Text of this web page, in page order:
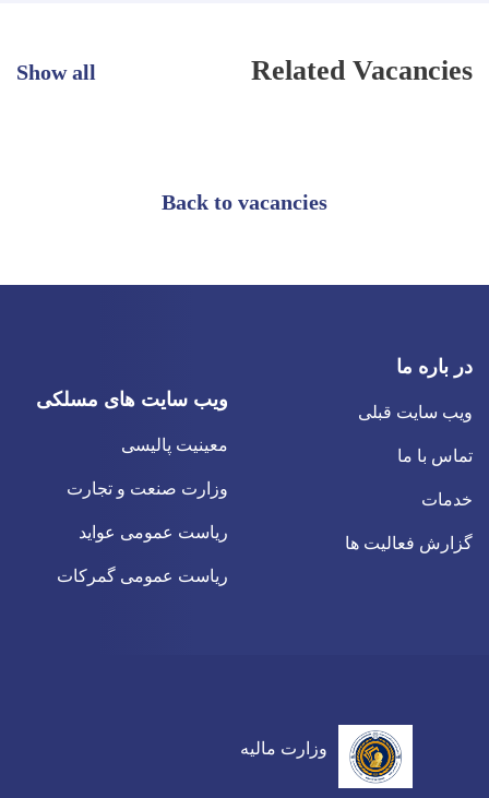
Related Vacancies
Show all
Back to vacancies
در باره ما
ویب سایت قبلی
تماس با ما
خدمات
گزارش فعالیت ها
ویب سایت های مسلکی
معینیت پالیسی
وزارت صنعت و تجارت
ریاست عمومی عواید
ریاست عمومی گمرکات
وزارت مالیه